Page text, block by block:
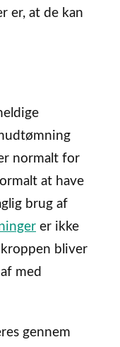
er, at de kan
normalt for
at have
brug af
er ikke
bliver
med
gennem